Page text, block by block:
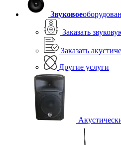
Звуковое
Заказать
Заказать
Другие услуги